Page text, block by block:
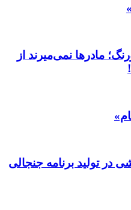
مادرها نمی‌میرند از
در تولید برنامه جنجالی